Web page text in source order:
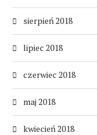
sierpień 2018
lipiec 2018
czerwiec 2018
maj 2018
kwiecień 2018